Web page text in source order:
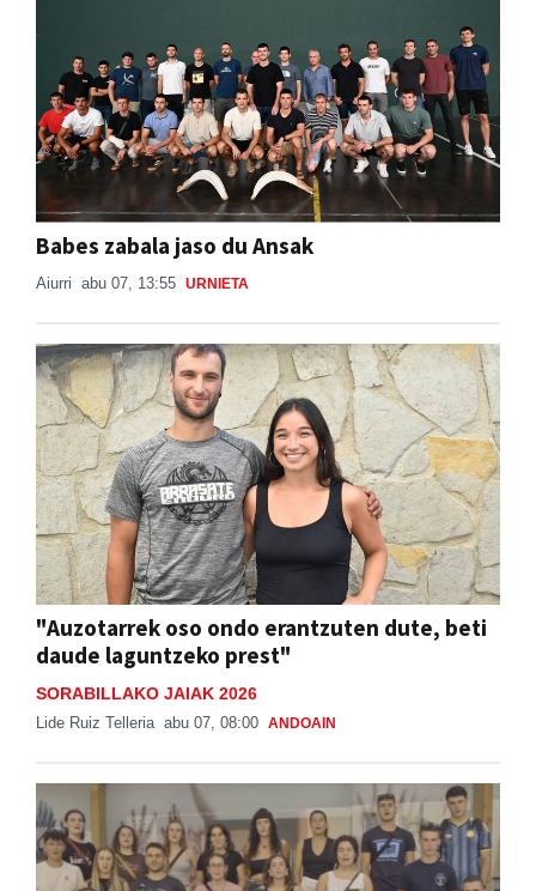
Babes zabala jaso du Ansak
Aiurri abu 07, 13:55 URNIETA
"Auzotarrek oso ondo erantzuten dute, beti
daude laguntzeko prest"
SORABILLAKO JAIAK 2026
Lide Ruiz Telleria abu 07, 08:00 ANDOAIN